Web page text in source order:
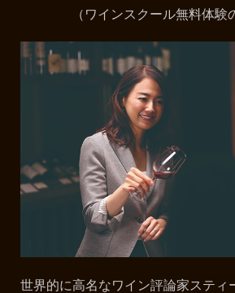
（ワインスクール無料体験
世界的に高名なワイン評論家スティ